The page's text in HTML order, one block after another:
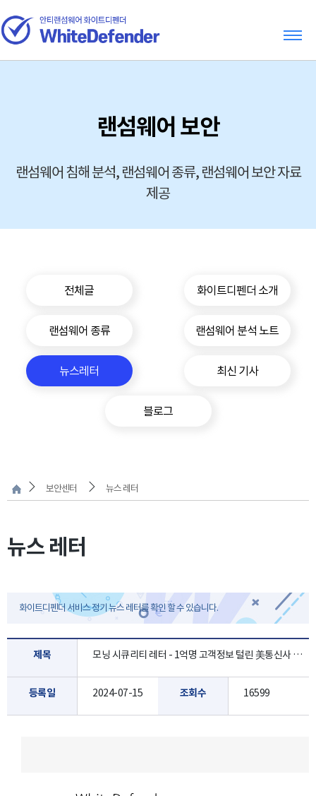
랜섬웨어 보안
랜섬웨어 침해 분석, 랜섬웨어 종류, 랜섬웨어 보안 자료
제공
전체글 화이트디펜더 소개
랜섬웨어 종류 랜섬웨어 분석 노트
뉴스레터 최신 기사
블로그
보안센터 뉴스 레터
뉴스 레터
화이트디펜더 서비스 정기 뉴스 레터를 확인 할 수 있습니다.
제목 모닝 시큐리티 레터 - 1억명 고객정보 털린 美통신사 AT&T…"해커에 5억원.. [7월 3주]
등록일 2024-07-15 조회수 16599